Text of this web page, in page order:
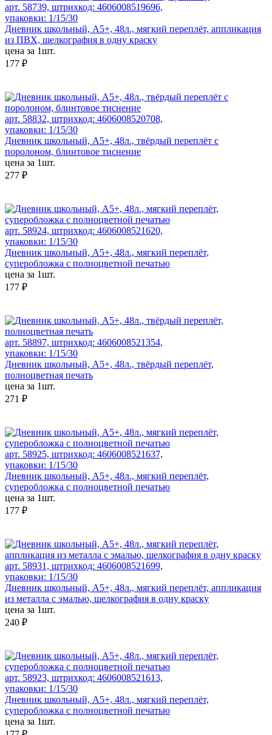
арт. 58739, штрихкод: 4606008519696,
упаковки: 1/15/30
Дневник школьный, А5+, 48л., мягкий переплёт, аппликация
из ПВХ, шелкография в одну краску
цена за 1шт.
177 ₽
арт. 58832, штрихкод: 4606008520708,
упаковки: 1/15/30
Дневник школьный, А5+, 48л., твёрдый переплёт с
поролоном, блинтовое тиснение
цена за 1шт.
277 ₽
арт. 58924, штрихкод: 4606008521620,
упаковки: 1/15/30
Дневник школьный, А5+, 48л., мягкий переплёт,
суперобложка с полноцветной печатью
цена за 1шт.
177 ₽
арт. 58897, штрихкод: 4606008521354,
упаковки: 1/15/30
Дневник школьный, А5+, 48л., твёрдый переплёт,
полноцветная печать
цена за 1шт.
271 ₽
арт. 58925, штрихкод: 4606008521637,
упаковки: 1/15/30
Дневник школьный, А5+, 48л., мягкий переплёт,
суперобложка с полноцветной печатью
цена за 1шт.
177 ₽
арт. 58931, штрихкод: 4606008521699,
упаковки: 1/15/30
Дневник школьный, А5+, 48л., мягкий переплёт, аппликация
из металла с эмалью, шелкография в одну краску
цена за 1шт.
240 ₽
арт. 58923, штрихкод: 4606008521613,
упаковки: 1/15/30
Дневник школьный, А5+, 48л., мягкий переплёт,
суперобложка с полноцветной печатью
цена за 1шт.